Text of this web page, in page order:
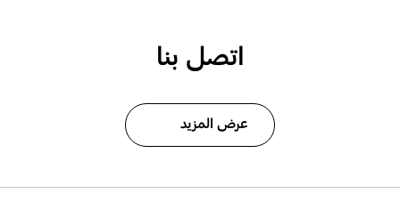
اتصل بنا
عرض المزيد